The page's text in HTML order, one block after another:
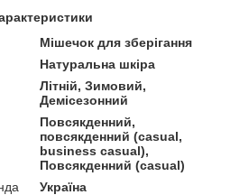
Мішечок для зберігання
Натуральна шкіра
Літній, Зимовий,
Демісезонний
Повсякденний,
повсякденний (casual,
business casual),
Повсякденний (casual)
Україна